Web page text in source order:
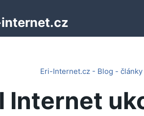
Eri-Internet.cz - Blog - články
Internet